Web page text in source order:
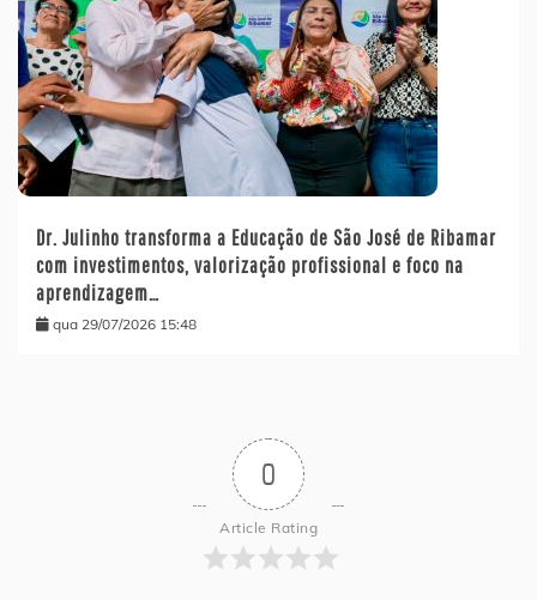
Dr. Julinho transforma a Educação de São José de Ribamar
com investimentos, valorização profissional e foco na
aprendizagem…
qua 29/07/2026 15:48
0
Article Rating